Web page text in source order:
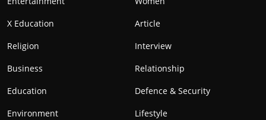
X Education
Article
Religion
Interview
Business
Relationship
Education
Defence & Security
Environment
Lifestyle